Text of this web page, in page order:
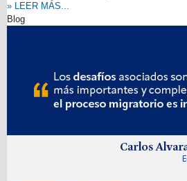
» LEER MÁS...
Blog